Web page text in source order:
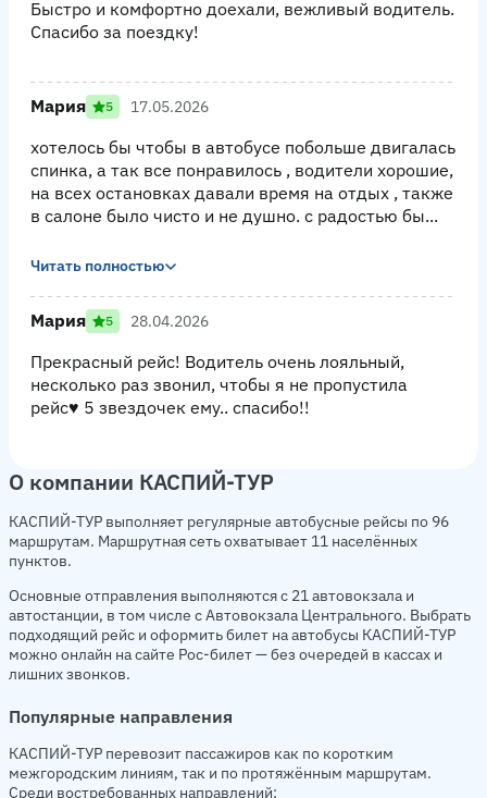
Быстро и комфортно доехали, вежливый водитель.
Спасибо за поездку!
Мария 5 17.05.2026
хотелось бы чтобы в автобусе побольше двигалась
спинка, а так все понравилось , водители хорошие,
на всех остановках давали время на отдых , также
в салоне было чисто и не душно. с радостью бы...
Читать полностью
Мария 5 28.04.2026
Прекрасный рейс! Водитель очень лояльный,
несколько раз звонил, чтобы я не пропустила
рейс♥️ 5 звездочек ему.. спасибо!!
О компании КАСПИЙ-ТУР
КАСПИЙ-ТУР выполняет регулярные автобусные рейсы по 96
маршрутам. Маршрутная сеть охватывает 11 населённых
пунктов.
Основные отправления выполняются с 21 автовокзала и
автостанции, в том числе с Автовокзала Центрального. Выбрать
подходящий рейс и оформить билет на автобусы КАСПИЙ-ТУР
можно онлайн на сайте Рос-билет — без очередей в кассах и
лишних звонков.
Популярные направления
КАСПИЙ-ТУР перевозит пассажиров как по коротким
межгородским линиям, так и по протяжённым маршрутам.
Среди востребованных направлений: